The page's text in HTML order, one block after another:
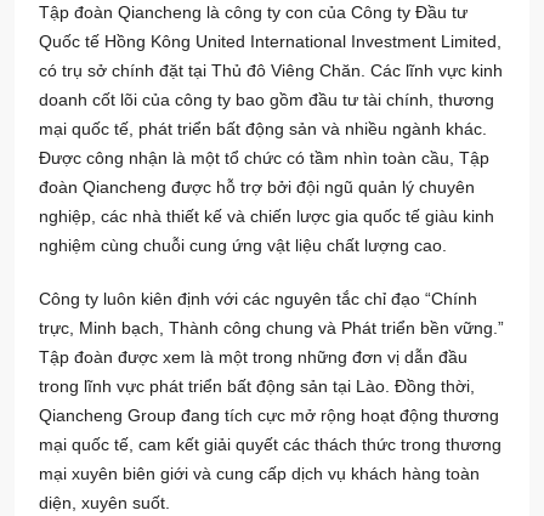
Tập đoàn Qiancheng là công ty con của Công ty Đầu tư
Quốc tế Hồng Kông United International Investment Limited,
có trụ sở chính đặt tại Thủ đô Viêng Chăn. Các lĩnh vực kinh
doanh cốt lõi của công ty bao gồm đầu tư tài chính, thương
mại quốc tế, phát triển bất động sản và nhiều ngành khác.
Được công nhận là một tổ chức có tầm nhìn toàn cầu, Tập
đoàn Qiancheng được hỗ trợ bởi đội ngũ quản lý chuyên
nghiệp, các nhà thiết kế và chiến lược gia quốc tế giàu kinh
nghiệm cùng chuỗi cung ứng vật liệu chất lượng cao.
Công ty luôn kiên định với các nguyên tắc chỉ đạo “Chính
trực, Minh bạch, Thành công chung và Phát triển bền vững.”
Tập đoàn được xem là một trong những đơn vị dẫn đầu
trong lĩnh vực phát triển bất động sản tại Lào. Đồng thời,
Qiancheng Group đang tích cực mở rộng hoạt động thương
mại quốc tế, cam kết giải quyết các thách thức trong thương
mại xuyên biên giới và cung cấp dịch vụ khách hàng toàn
diện, xuyên suốt.